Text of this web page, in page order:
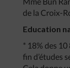
de la Croix-
Education
* 18% des
fin d’études